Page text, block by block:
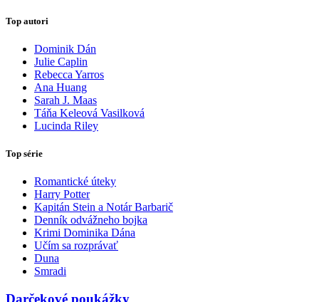
Top autori
Dominik Dán
Julie Caplin
Rebecca Yarros
Ana Huang
Sarah J. Maas
Táňa Keleová Vasilková
Lucinda Riley
Top série
Romantické úteky
Harry Potter
Kapitán Stein a Notár Barbarič
Denník odvážneho bojka
Krimi Dominika Dána
Učím sa rozprávať
Duna
Smradi
Darčekové poukážky